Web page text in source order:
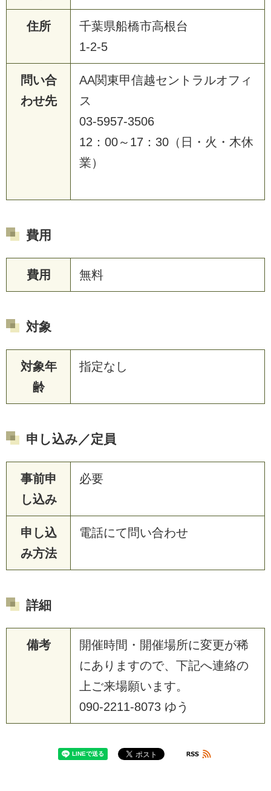
住所
千葉県船橋市高根台
1-2-5
問い合
わせ先
AA関東甲信越セントラルオフィ
ス
03-5957-3506
12：00～17：30（日・火・木休
業）
費用
費用 無料
対象
対象年
齢
指定なし
申し込み／定員
事前申
し込み
必要
申し込
み方法
電話にて問い合わせ
詳細
備考
開催時間・開催場所に変更が稀
にありますので、下記へ連絡の
上ご来場願います。
090-2211-8073 ゆう